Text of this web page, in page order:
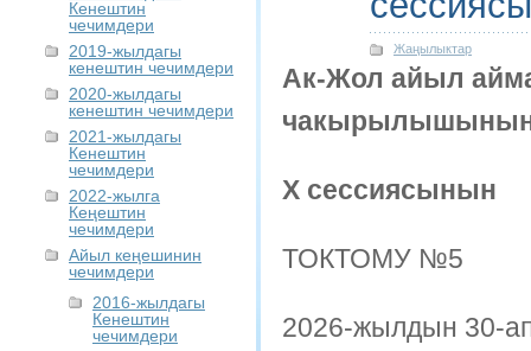
Кенештин
чечимдери
2019-жылдагы
кенештин чечимдери
2020-жылдагы
кенештин чечимдери
2021-жылдагы
Кенештин
чечимдери
2022-жылга
Кеңештин
чечимдери
Айыл кеңешинин
чечимдери
2016-жылдагы
Кенештин
чечимдери
Жаңылыктар
Ак-Жол айыл
чакырылышынын
X сессиясынын
ТОКТОМУ №5
2026-жылдын 30-